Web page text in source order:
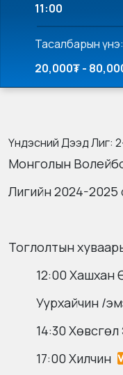
11:00
Тасалбарын үнэ:
20,000₮ -
Үндэсний Дээд Лиг:
Монголын
Лигийн 2024-2025
Тоглолтын
12:00 Хашхан
Уурхайчин /
14:30
17:00 Хилчин